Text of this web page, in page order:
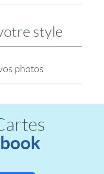
style
photos